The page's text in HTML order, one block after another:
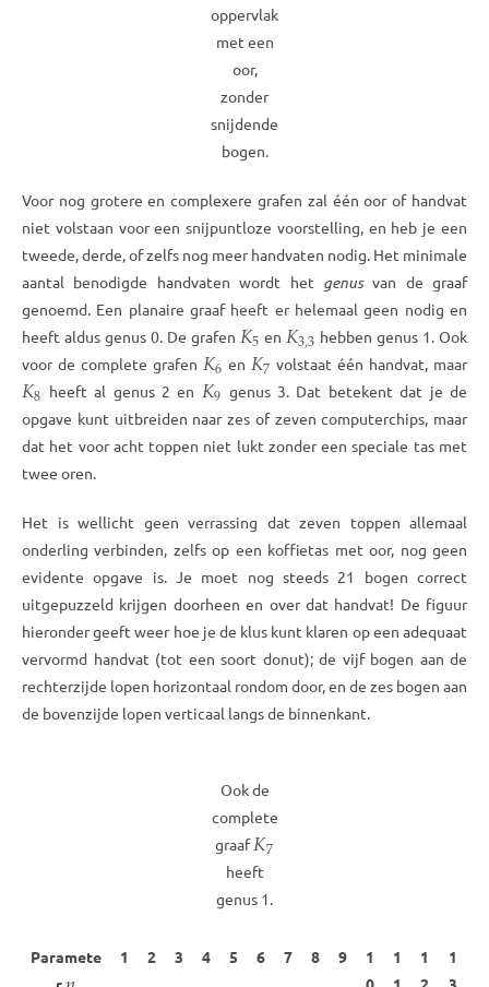
oppervlak
met een
oor,
zonder
snijdende
bogen.
Voor nog grotere en complexere grafen zal één oor of handvat
niet volstaan voor een snijpuntloze voorstelling, en heb je een
tweede, derde, of zelfs nog meer handvaten nodig. Het minimale
aantal benodigde handvaten wordt het genusvan de graaf
genoemd. Een planaire graaf heeft er helemaal geen nodig en
heeft aldus genus 0. De grafen 𝐾5 en 𝐾3,3 hebben genus 1. Ook
voor de complete grafen 𝐾6 en 𝐾7 volstaat één handvat, maar
𝐾8 heeft al genus 2 en 𝐾9 genus 3. Dat betekent dat je de
opgave kunt uitbreiden naar zes of zeven computerchips, maar
dat het voor acht toppen niet lukt zonder een speciale tas met
twee oren.
Het is wellicht geen verrassing dat zeven toppen allemaal
onderling verbinden, zelfs op een koffietas met oor, nog geen
evidente opgave is. Je moet nog steeds 21 bogen correct
uitgepuzzeld krijgen doorheen en over dat handvat! De figuur
hieronder geeft weer hoe je de klus kunt klaren op een adequaat
vervormd handvat (tot een soort donut); de vijf bogen aan de
rechterzijde lopen horizontaal rondom door, en de zes bogen aan
de bovenzijde lopen verticaal langs de binnenkant.
Ook de
complete
graaf𝐾7
heeft
genus 1.
Paramete
1 2 3 4 5 6 7 8 9
1
1
1
1